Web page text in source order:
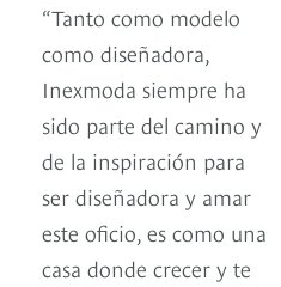
“Tanto como modelo
como diseñadora,
Inexmoda siempre ha
sido parte del camino y
de la inspiración para
ser diseñadora y amar
este oficio, es como una
casa donde crecer y te